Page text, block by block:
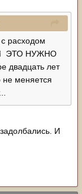
расходом
ЭТО НУЖНО
двадцать лет
не меняется
И